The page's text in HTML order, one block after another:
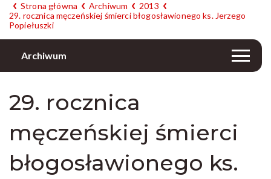
Strona główna Archiwum
2013
29. rocznica męczeńskiej śmierci błogosławionego ks. Jerzego
Popiełuszki
Archiwum
29. rocznica
męczeńskiej śmierci
błogosławionego ks.